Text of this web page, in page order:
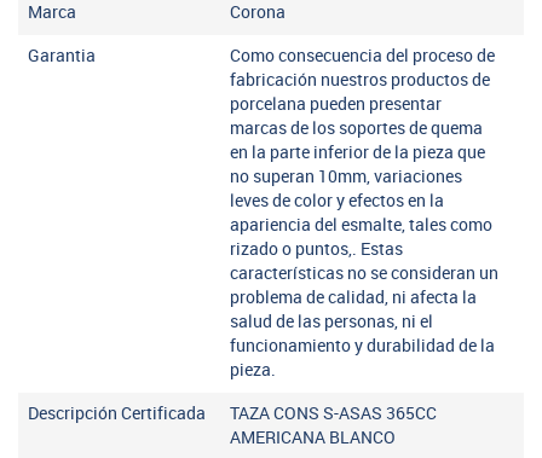
Marca Corona
Garantia
Como consecuencia del proceso de
fabricación nuestros productos de
porcelana pueden presentar
marcas de los soportes de quema
en la parte inferior de la pieza que
no superan 10mm, variaciones
leves de color y efectos en la
apariencia del esmalte, tales como
rizado o puntos,. Estas
características no se consideran un
problema de calidad, ni afecta la
salud de las personas, ni el
funcionamiento y durabilidad de la
pieza.
Descripción Certificada
TAZA CONS S-ASAS 365CC
AMERICANA BLANCO